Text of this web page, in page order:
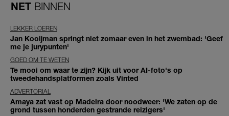
NET BINNEN
LEKKER LOEREN
Jan Kooijman springt niet zomaar even in het zwembad: 'Geef
me je jurypunten'
GOED OM TE WETEN
Te mooi om waar te zijn? Kijk uit voor AI-foto's op
tweedehandsplatformen zoals Vinted
ADVERTORIAL
Amaya zat vast op Madeira door noodweer: 'We zaten op de
grond tussen honderden gestrande reizigers'